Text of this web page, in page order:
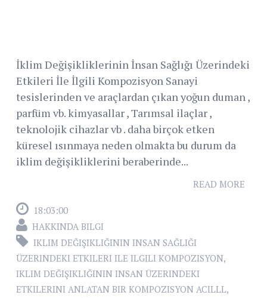
İklim Değişikliklerinin İnsan Sağlığı Üzerindeki
Etkileri İle İlgili Kompozisyon Sanayi
tesislerinden ve araçlardan çıkan yoğun duman ,
parfüm vb. kimyasallar , Tarımsal ilaçlar ,
teknolojik cihazlar vb . daha birçok etken
küresel ısınmaya neden olmakta bu durum da
iklim değişikliklerini beraberinde...
READ MORE
18:03:00
HAKKINDA BILGI
IKLIM DEĞIŞIKLIĞININ INSAN SAĞLIĞI
ÜZERINDEKI ETKILERI ILE ILGILI KOMPOZISYON,
IKLIM DEĞIŞIKLIĞININ INSAN ÜZERINDEKI
ETKILERINI ANLATAN BIR KOMPOZISYON ACILLL,